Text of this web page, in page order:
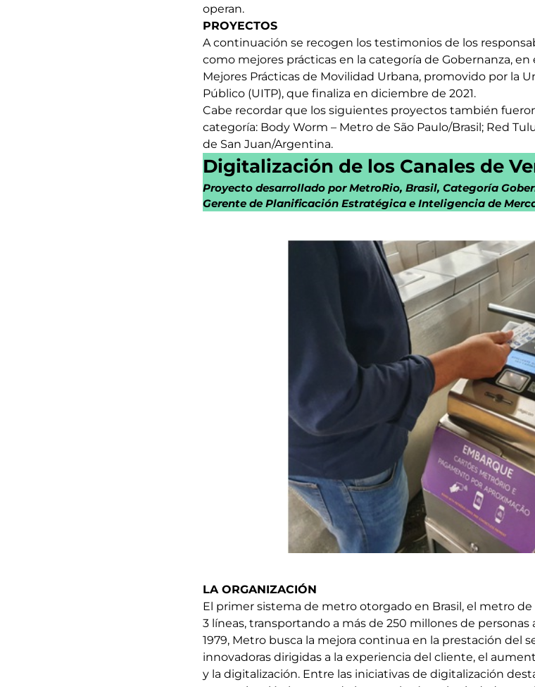
operan.
PROYECTOS
A continuación se recogen los testimonios de los
como mejores prácticas en la categoría de Gobernanza,
Mejores Prácticas de Movilidad Urbana, promovido por la
Público (UITP), que finaliza en diciembre de 2021.
Cabe recordar que los siguientes proyectos también
categoría: Body Worm – Metro de São Paulo/Brasil; Red
de San Juan/Argentina.
Digitalización de los Canales de
Proyecto desarrollado por MetroRio, Brasil, Categoría
Gerente de Planificación Estratégica e Inteligencia de
LA ORGANIZACIÓN
El primer sistema de metro otorgado en Brasil, el metro
3 líneas, transportando a más de 250 millones de
1979, Metro busca la mejora continua en la prestación del
innovadoras dirigidas a la experiencia del cliente, el
y la digitalización. Entre las iniciativas de digitalización